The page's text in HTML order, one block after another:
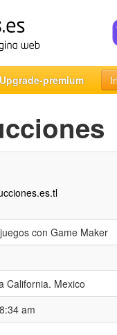
Upgrade-premium
con Game Maker
California. Mexico
am